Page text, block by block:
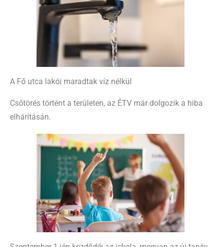
A Fő utca lakói maradtak víz nélkül
Csőtörés történt a területen, az ÉTV már dolgozik a hiba
elhárításán.